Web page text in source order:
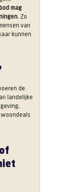
mag
. Zo
van
kunnen
de
landelijke